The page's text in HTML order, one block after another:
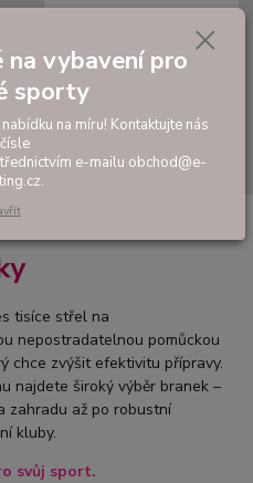
Hledat
0,00 Kč
Tréninkové branky
tisíce střel na
nepostradatelnou pomůckou
chce zvýšit efektivitu přípravy.
najdete široký výběr branek –
zahradu až po robustní
kluby.
svůj sport.
na vybavení pro
sporty
na míru! Kontaktujte nás
e-mailu obchod@e-